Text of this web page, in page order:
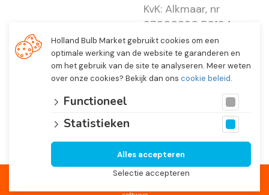
KvK: Alkmaar, nr
37000830 E0194 -
EBO 505
© 2026 Holland Bulb Market, Heiloo Netherlands
Holland Bulb Market gebruikt cookies om een
optimale werking van de website te garanderen en
om het gebruik van de site te analyseren. Meer weten
over onze cookies? Bekijk dan ons cookie beleid.
Functioneel
Statistieken
Selectie accepteren
Alles accepteren